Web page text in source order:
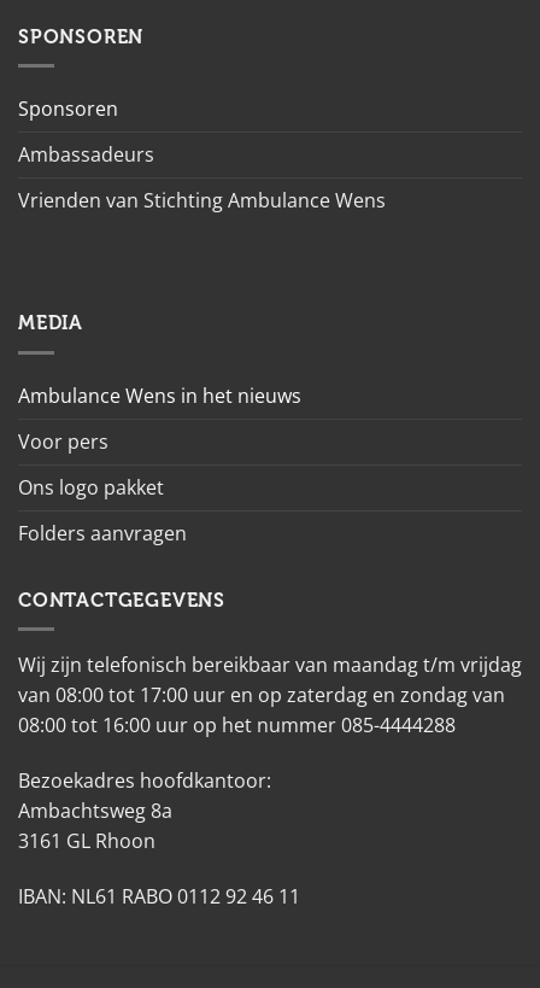
SPONSOREN
Sponsoren
Ambassadeurs
Vrienden van Stichting Ambulance Wens
MEDIA
Ambulance Wens in het nieuws
Voor pers
Ons logo pakket
Folders aanvragen
CONTACTGEGEVENS
Wij zijn telefonisch bereikbaar van maandag t/m vrijdag
van 08:00 tot 17:00 uur en op zaterdag en zondag van
08:00 tot 16:00 uur op het nummer 085-4444288
Bezoekadres hoofdkantoor:
Ambachtsweg 8a
3161 GL Rhoon
IBAN: NL61 RABO 0112 92 46 11